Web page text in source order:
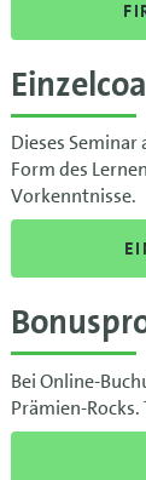
Dieses
Form des
Vorkenntnisse.
Bei Online-
Prämien-